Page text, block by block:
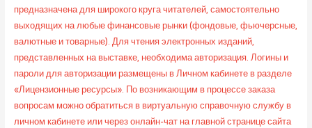
предназначена для широкого круга читателей, самостоятельно
выходящих на любые финансовые рынки (фондовые, фьючерсные,
валютные и товарные). Для чтения электронных изданий,
представленных на выставке, необходима авторизация. Логины и
пароли для авторизации размещены в Личном кабинете в разделе
«Лицензионные ресурсы». По возникающим в процессе заказа
вопросам можно обратиться в виртуальную справочную службу в
личном кабинете или через онлайн-чат на главной странице сайта